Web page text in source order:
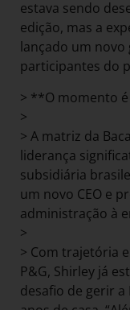
estava sendo
edição, mas a
lançado um
participantes do
> **O momento
>
> A matriz da
liderança
subsidiária
um novo CEO e
administração à
>
> Com trajetória
P&G, Shirley já
desafio de gerir